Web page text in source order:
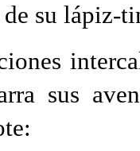
su lápiz-
sus